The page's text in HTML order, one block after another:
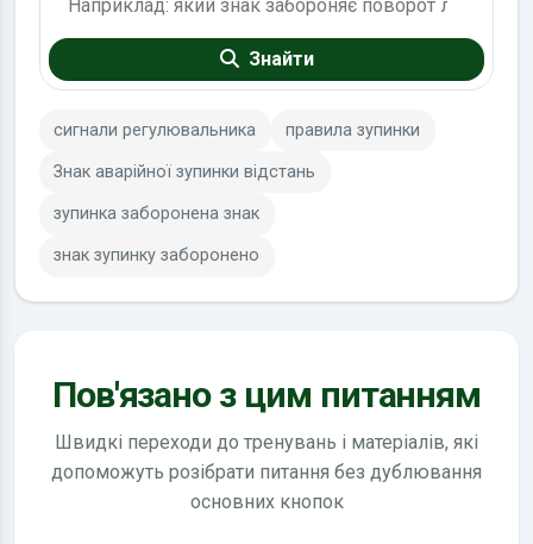
Знайти
сигнали регулювальника правила зупинки
Знак аварійної зупинки відстань
зупинка заборонена знак
знак зупинку заборонено
Пов'язано з цим питанням
Швидкі переходи до тренувань і матеріалів, які
допоможуть розібрати питання без дублювання
основних кнопок